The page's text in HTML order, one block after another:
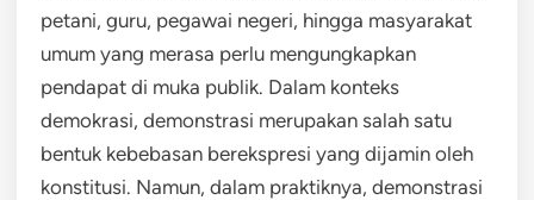
petani, guru, pegawai negeri, hingga masyarakat
umum yang merasa perlu mengungkapkan
pendapat di muka publik. Dalam konteks
demokrasi, demonstrasi merupakan salah satu
bentuk kebebasan berekspresi yang dijamin oleh
konstitusi. Namun, dalam praktiknya, demonstrasi